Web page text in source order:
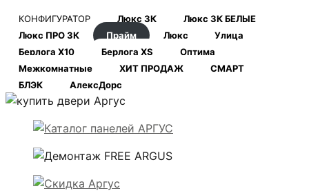
КОНФИГУРАТОР Люкс 3К
Люкс 3К БЕЛЫЕ
Люкс ПРО 3К
Прайм Люкс
Улица
Берлога Х10
Берлога XS
Оптима
Межкомнатные
ХИТ ПРОДАЖ
СМАРТ
БЛЭК
АлексДорс